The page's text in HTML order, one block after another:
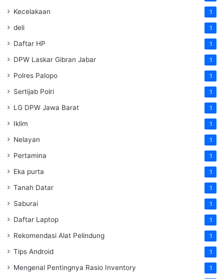
Kecelakaan 1
deli 1
Daftar HP 1
DPW Laskar Gibran Jabar 1
Polres Palopo 1
Sertijab Polri 1
LG DPW Jawa Barat 1
Iklim 1
Nelayan 1
Pertamina 1
Eka purta 1
Tanah Datar 1
Saburai 1
Daftar Laptop 1
Rekomendasi Alat Pelindung 1
Tips Android 1
Mengenal Pentingnya Rasio Inventory 1